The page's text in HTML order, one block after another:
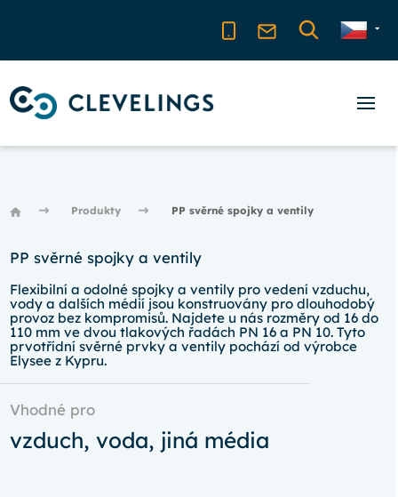
Produkty PP svěrné spojky a ventily
PP svěrné spojky a ventily
Flexibilní a odolné spojky a ventily pro vedení vzduchu,
vody a dalších médií jsou konstruovány pro dlouhodobý
provoz bez kompromisů. Najdete u nás rozměry od 16 do
110 mm ve dvou tlakových řadách PN 16 a PN 10. Tyto
prvotřídní svěrné prvky a ventily pochází od výrobce
Elysee z Kypru.
Vhodné pro
vzduch, voda, jiná média